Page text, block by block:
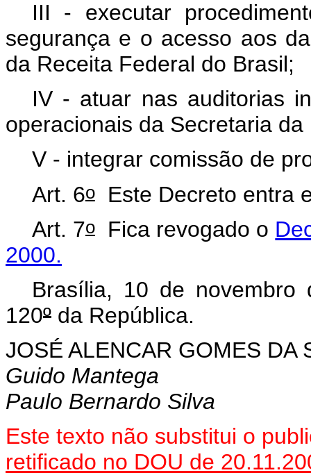
III - executar
segurança e o acesso aos
da Receita Federal do Brasil;
IV - atuar nas auditorias
operacionais da Secretaria
V - integrar comissão de
Art. 6oEste Decreto entra
Art. 7oFica revogado o
2000.
Brasília, 10 de novembro
120º da República.
JOSÉ ALENCAR GOMES DA
Guido Mantega
Paulo Bernardo Silva
Este texto não substitui o
retificado no DOU de